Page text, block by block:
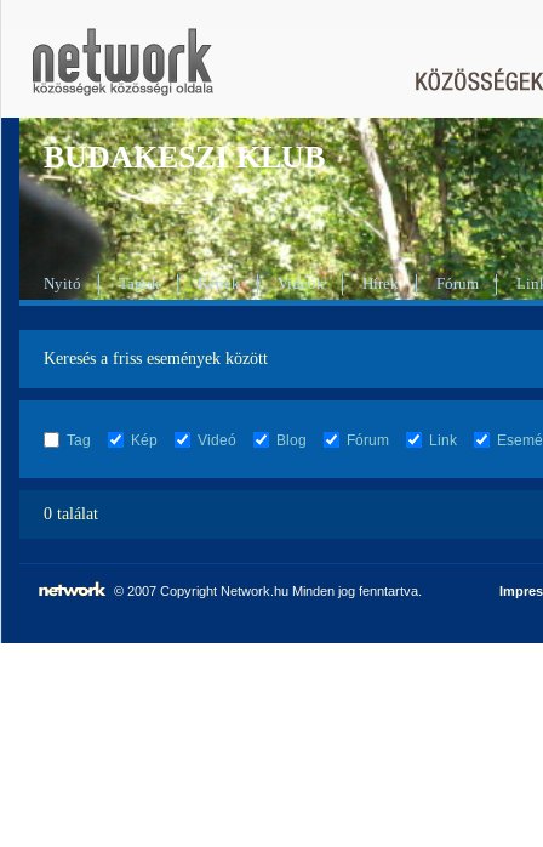
BUDAKESZI KLUB
Nyitó Tagok Képek Videók Hírek Fórum
Keresés a friss események között
Tag Kép Videó Blog Fórum Link
0 találat
© 2007 Copyright Network.hu Minden jog fenntartva.